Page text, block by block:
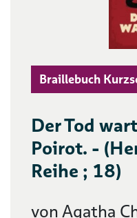
Braillebuch
Der Tod
Poirot. -
Reihe ; 18)
von Agatha